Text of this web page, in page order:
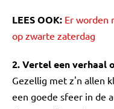
LEES OOK: Er worden
op zwarte zaterdag
2. Vertel een verhaal
Gezellig met z'n allen
een goede sfeer in de